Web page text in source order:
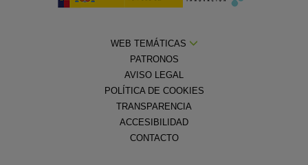
WEB TEMÁTICAS
PATRONOS
AVISO LEGAL
POLÍTICA DE COOKIES
TRANSPARENCIA
ACCESIBILIDAD
CONTACTO